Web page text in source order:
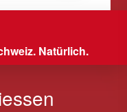
Natürlich.